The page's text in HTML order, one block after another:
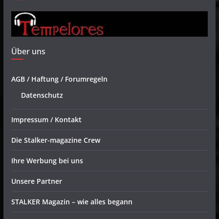
Über uns
AGB / Haftung / Forumregeln
Datenschutz
Impressum / Kontakt
Die Stalker-magazine Crew
Ihre Werbung bei uns
Unsere Partner
STALKER Magazin – wie alles begann